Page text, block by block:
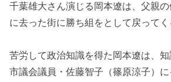
千葉雄大さん演じる岡本遼は、父親
に去った街に勝ち組をとして戻ってく
苦労して政治知識を得た岡本遼は、
市議会議員・佐藤智子（篠原涼子）